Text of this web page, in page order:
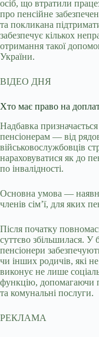
осіб, що втратили
про пенсійне
та покликана
забезпечує кількох
отримання такої
України.
ВІДЕО ДНЯ
Хто має право на
Надбавка
пенсіонерам — від
військовослужбовців
нараховуватися як до
по інвалідності.
Основна умова —
членів сім’ї, для яких
Після початку
суттєво збільшилася. У
пенсіонери
чи інших родичів, які
виконує не лише
функцію, допомагаючи
та комунальні послуги.
РЕКЛАМА